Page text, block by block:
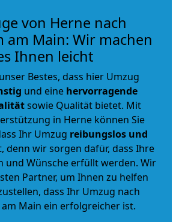
von Herne nach
am Main: Wir machen
Ihnen leicht
Bestes, dass hier Umzug
und eine hervorragende
sowie Qualität bietet. Mit
in Herne können Sie
Ihr Umzug reibungslos und
denn wir sorgen dafür, dass Ihre
und Wünsche erfüllt werden. Wir
Partner, um Ihnen zu helfen
dass Ihr Umzug nach
Main ein erfolgreicher ist.